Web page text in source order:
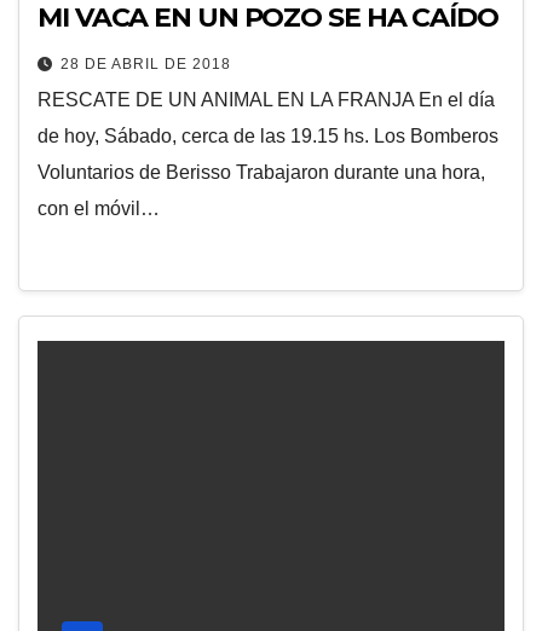
MI VACA EN UN POZO SE HA CAÍDO
28 DE ABRIL DE 2018
RESCATE DE UN ANIMAL EN LA FRANJA En el día
de hoy, Sábado, cerca de las 19.15 hs. Los Bomberos
Voluntarios de Berisso Trabajaron durante una hora,
con el móvil…